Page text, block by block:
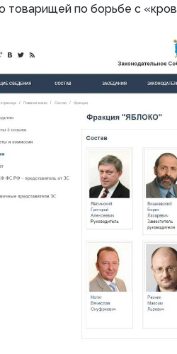
товарищей по борьбе с